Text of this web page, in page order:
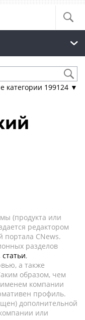
категории 199124 ▼
(продукта или
редактором
портала CNews.
разделов
статьи,
а также
образом, чем
компании
профиль.
дополнительной
или